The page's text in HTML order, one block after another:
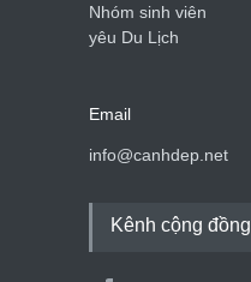
Nhóm sinh viên
yêu Du Lịch
Email
info@canhdep.net
Kênh cộng đồng